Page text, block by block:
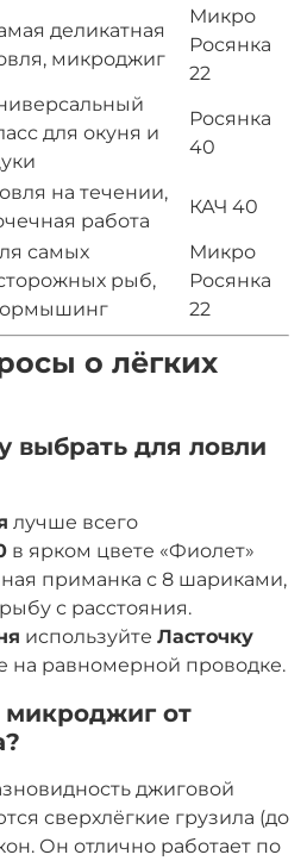
деликатная
микроджиг
Микро
Росянка
22
для окуня и
Росянка
40
на течении,
работа
КАЧ 40
самых
рыб,
Микро
Росянка
22
о лёгких
выбрать для ловли
лучше всего
в ярком цвете «Фиолет»
приманка с 8 шариками,
с расстояния.
используйте Ласточку
на равномерной проводке.
микроджиг от
джиговой
сверхлёгкие грузила (до
Он отлично работает по